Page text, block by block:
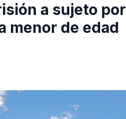
a sujeto por
menor de edad